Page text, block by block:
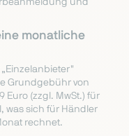
und
monatliche
Grundgebühr von
Euro (zzgl. MwSt.) für
was sich für Händler
rechnet.